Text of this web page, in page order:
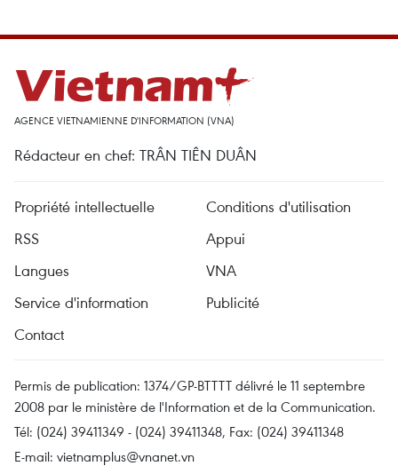
AGENCE VIETNAMIENNE D'INFORMATION (VNA)
Rédacteur en chef: TRÂN TIÊN DUÂN
Propriété intellectuelle
Conditions d'utilisation
RSS
Appui
Langues
VNA
Service d'information
Publicité
Contact
Permis de publication: 1374/GP-BTTTT délivré le 11 septembre
2008 par le ministère de l'Information et de la Communication.
Tél: (024) 39411349 - (024) 39411348, Fax: (024) 39411348
E-mail: vietnamplus@vnanet.vn